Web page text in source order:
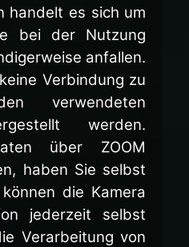
handelt es sich um
bei der Nutzung
anfallen.
Verbindung zu
verwendeten
werden.
über ZOOM
haben Sie selbst
die Kamera
jederzeit selbst
Verarbeitung von